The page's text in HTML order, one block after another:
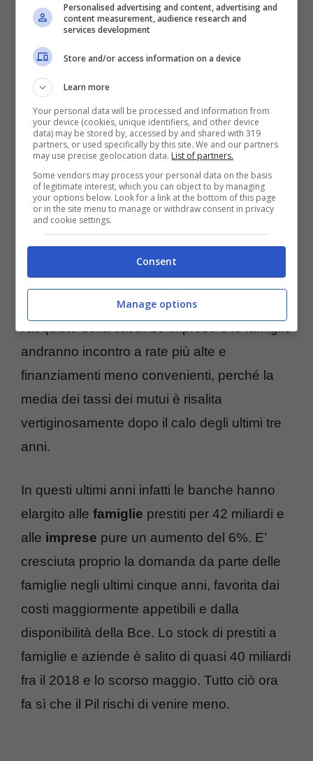
Mutui, i dati degli ultimi anni e le
conseguenze
Ma secondo Sileoni il pericolo più grave è
che il mattone possa “ingessarsi“, con le
banche che faranno fatica a finanziare
l’acquisto della casa. Le imprese e le famiglie
andranno incontro a rate più alte e
finanziamenti meno convenienti, perché la
media dei tassi dei mutui è risalita
vertiginosamente dopo il calo degli ultimi tre
anni.
In questi ultimi anni infatti le banche hanno
elargito alle famiglie prestiti per 42 miliardi e
alle imprese pure un aumento del 6%. E’
cresciuta proprio la domanda da parte delle
famiglie negli ultimi cinque anni, favorita dai
costi maggiormente appetibili e dalla
disponibilità della Bce. Lo stock di prestiti a
famiglie e aziende è salito di quasi 40 miliardi
fra il 2018 e lo scorso maggio. Tutto ciò ora
fa sì che il Pil rischi di venire meno.
Personalised advertising and content, advertising and
content measurement, audience research and
services development
Store and/or access information on a device
Learn more
Your personal data will be processed and information from
your device (cookies, unique identifiers, and other device
data) may be stored by, accessed by and shared with 319
partners, or used specifically by this site. We and our partners
may use precise geolocation data. List of partners.
Some vendors may process your personal data on the basis
of legitimate interest, which you can object to by managing
your options below. Look for a link at the bottom of this page
or in the site menu to manage or withdraw consent in privacy
and cookie settings.
Consent
Manage options